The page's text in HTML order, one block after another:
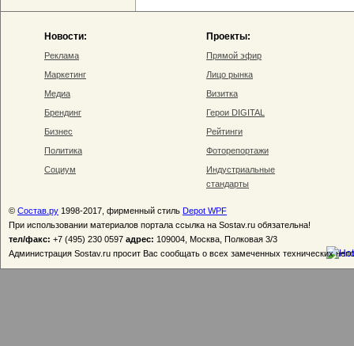
Новости:
Реклама
Маркетинг
Медиа
Брендинг
Бизнес
Политика
Социум
Проекты:
Прямой эфир
Лицо рынка
Визитка
Герои DIGITAL
Рейтинги
Фоторепортажи
Индустриальные
стандарты
© Состав.ру 1998-2017, фирменный стиль Depot WPF
При использовании материалов портала ссылка на Sostav.ru обязательна!
тел/факс: +7 (495) 230 0597 адрес: 109004, Москва, Полковая 3/3
Администрация Sostav.ru просит Вас сообщать о всех замеченных технических